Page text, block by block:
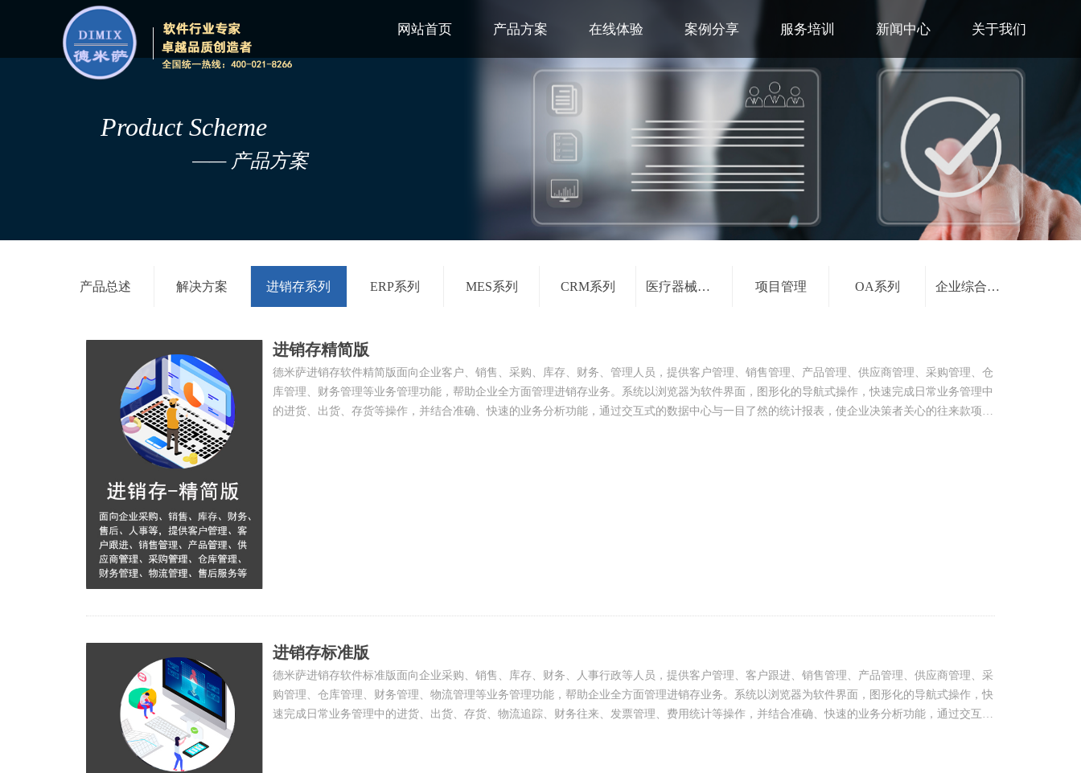
网站首页 产品方案 在线体验 案例分享 服务培训 新闻中心 关于我们
产品总述 解决方案 进销存系列 ERP系列 MES系列 CRM系列 医疗器械系列 项目管理 OA系列 企业综合系列
进销存精简版
德米萨进销存软件精简版面向企业客户、销售、采购、库存、财务、管理人员，提供客户管理、销售管理、产品管理、供应商管理、采购管理、仓
库管理、财务管理等业务管理功能，帮助企业全方面管理进销存业务。系统以浏览器为软件界面，图形化的导航式操作，快速完成日常业务管理中
的进货、出货、存货等操作，并结合准确、快速的业务分析功能，通过交互式的数据中心与一目了然的统计报表，使企业决策者关心的往来款项、
进销存标准版
德米萨进销存软件标准版面向企业采购、销售、库存、财务、人事行政等人员，提供客户管理、客户跟进、销售管理、产品管理、供应商管理、采
购管理、仓库管理、财务管理、物流管理等业务管理功能，帮助企业全方面管理进销存业务。系统以浏览器为软件界面，图形化的导航式操作，快
速完成日常业务管理中的进货、出货、存货、物流追踪、财务往来、发票管理、费用统计等操作，并结合准确、快速的业务分析功能，通过交互式
Product Scheme
—— 产品方案